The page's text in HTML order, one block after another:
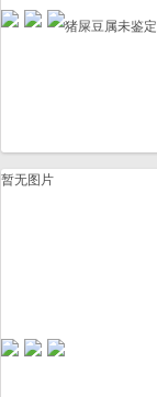
猪屎豆属未鉴定
暂无图片